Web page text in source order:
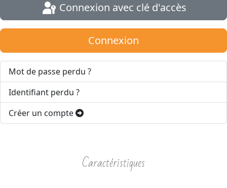
Connexion avec clé d'accès
Connexion
Mot de passe perdu ?
Identifiant perdu ?
Créer un compte
Caractéristiques